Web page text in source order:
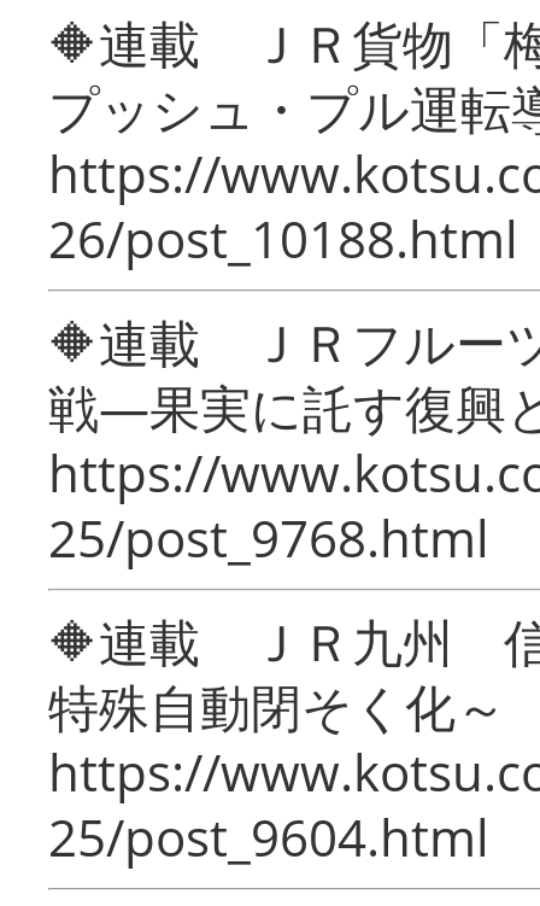
🔶連載 ＪＲ貨物「
プッシュ・プル運転
https://
26/post_10188.html
🔶連載 ＪＲフルー
戦―果実に託す復興
https://
25/post_9768.html
🔶連載 ＪＲ九州 信
特殊自動閉そく化～
https://
25/post_9604.html